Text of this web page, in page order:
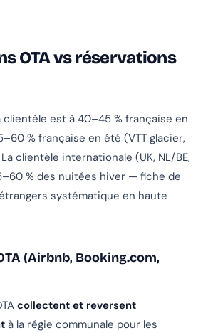
OTA vs réservations
clientèle est à 40–45 % française en
% française en été (VTT glacier,
clientèle internationale (UK, NL/BE,
% des nuitées hiver — fiche de
systématique en haute
(Airbnb, Booking.com,
collectent et reversent
à la régie communale pour les